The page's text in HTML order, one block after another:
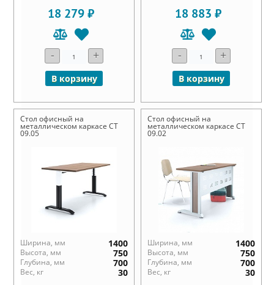
18 279 ₽
- +
В корзину
18 883 ₽
- +
В корзину
Стол офисный на
металлическом каркасе СТ
09.05
Ширина, мм 1400
Высота, мм 750
Глубина, мм 700
Вес, кг 30
Стол офисный на
металлическом каркасе СТ
09.02
Ширина, мм 1400
Высота, мм 750
Глубина, мм 700
Вес, кг 30